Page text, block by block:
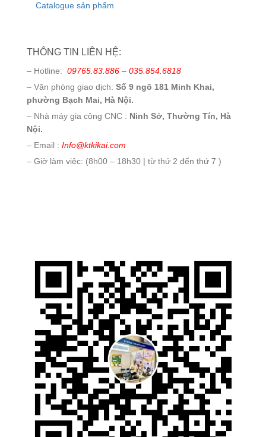
Catalogue sản phẩm
THÔNG TIN LIÊN HỆ:
– Hotline: 09765.83.886 – 035.854.6818
– Văn phòng giao dịch: Số 9 ngõ 181 Minh Khai,
phường Bạch Mai, Hà Nội.
– Nhà máy gia công CNC : Ninh Sở, Thường Tín, Hà
Nội.
– Email : Info@ktkikai.com
– Giờ làm việc: (8h00 – 18h30 | từ thứ 2 đến thứ 7 )